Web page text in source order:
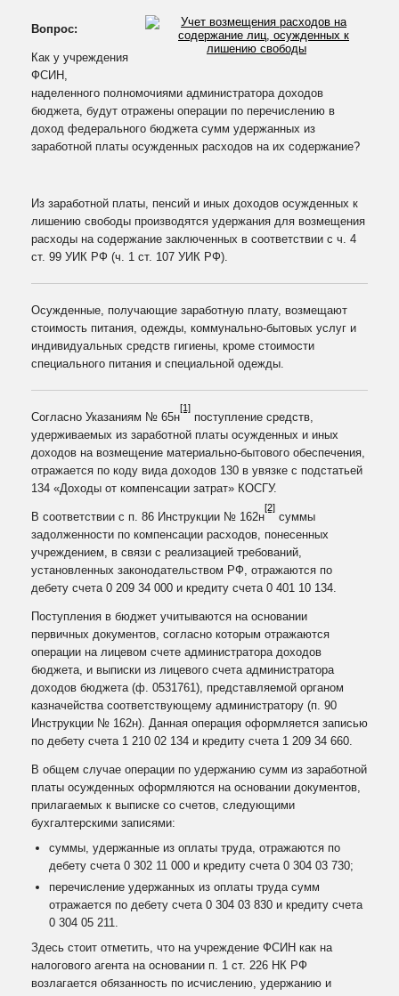
Вопрос:
Как у учреждения
ФСИН,
наделенного полномочиями администратора доходов
бюджета, будут отражены операции по перечислению в
доход федерального бюджета сумм удержанных из
заработной платы осужденных расходов на их содержание?
Из заработной платы, пенсий и иных доходов осужденных к
лишению свободы производятся удержания для возмещения
расходы на содержание заключенных в соответствии с ч. 4
ст. 99 УИК РФ (ч. 1 ст. 107 УИК РФ).
Осужденные, получающие заработную плату, возмещают
стоимость питания, одежды, коммунально-бытовых услуг и
индивидуальных средств гигиены, кроме стоимости
специального питания и специальной одежды.
Согласно Указаниям № 65н
[1]
поступление средств,
удерживаемых из заработной платы осужденных и иных
доходов на возмещение материально-бытового обеспечения,
отражается по коду вида доходов 130 в увязке с подстатьей
134 «Доходы от компенсации затрат» КОСГУ.
В соответствии с п. 86 Инструкции № 162н
[2]
суммы
задолженности по компенсации расходов, понесенных
учреждением, в связи с реализацией требований,
установленных законодательством РФ, отражаются по
дебету счета 0 209 34 000 и кредиту счета 0 401 10 134.
Поступления в бюджет учитываются на основании
первичных документов, согласно которым отражаются
операции на лицевом счете администратора доходов
бюджета, и выписки из лицевого счета администратора
доходов бюджета (ф. 0531761), представляемой органом
казначейства соответствующему администратору (п. 90
Инструкции № 162н). Данная операция оформляется записью
по дебету счета 1 210 02 134 и кредиту счета 1 209 34 660.
В общем случае операции по удержанию сумм из заработной
платы осужденных оформляются на основании документов,
прилагаемых к выписке со счетов, следующими
бухгалтерскими записями:
суммы, удержанные из оплаты труда, отражаются по
дебету счета 0 302 11 000 и кредиту счета 0 304 03 730;
перечисление удержанных из оплаты труда сумм
отражается по дебету счета 0 304 03 830 и кредиту счета
0 304 05 211.
Здесь стоит отметить, что на учреждение ФСИН как на
налогового агента на основании п. 1 ст. 226 НК РФ
возлагается обязанность по исчислению, удержанию и
ОТПРАВИТЬ